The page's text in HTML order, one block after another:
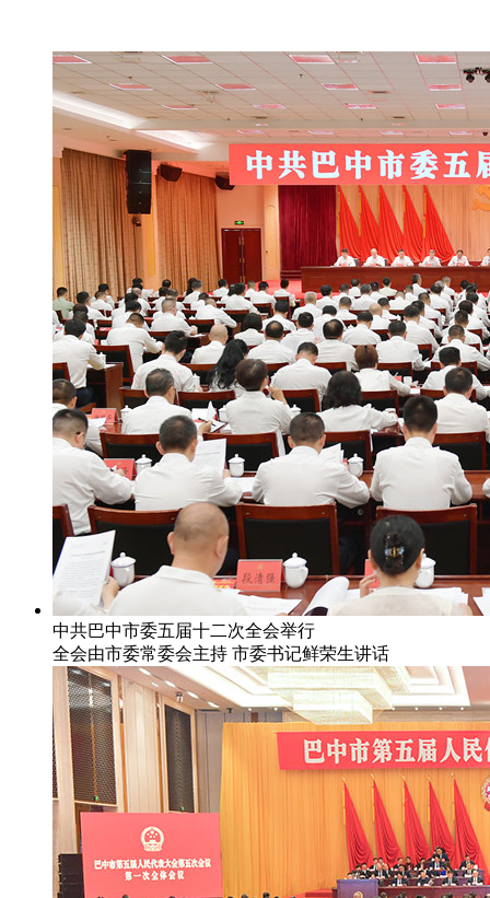
中共巴中市委五届十二次全会举行
全会由市委常委会主持 市委书记鲜荣生讲话